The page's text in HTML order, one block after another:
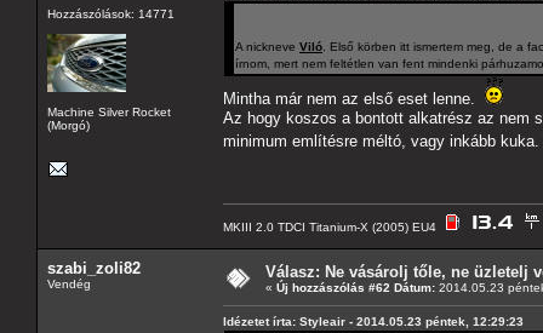
Hozzászólások: 14771
Machine Silver Rocket
(Morgó)
A nickneve Viló . Első körben itt ismertem meg, de a
írnom, mert nem feltétlen van fent mindenki
Mintha már nem az első eset lenne.
Az hogy koszos a bontott alkatrész az nem
minimum említésre méltó, vagy inkább
MKIII 2.0 TDCI Titanium-X (2005) EU4
szabi_zoli82
Vendég
Válasz: Ne vásárolj tőle, ne üzletelj
« Új hozzászólás #62 Dátum: 2014.05.23
Idézetet írta: Styleair - 2014.05.23 péntek, 12:29:23